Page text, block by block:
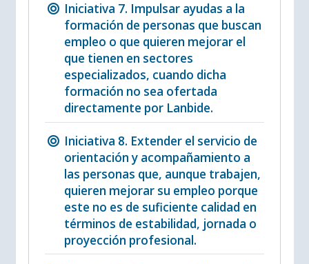
Iniciativa 7. Impulsar ayudas a la
formación de personas que buscan
empleo o que quieren mejorar el
que tienen en sectores
especializados, cuando dicha
formación no sea ofertada
directamente por Lanbide.
Iniciativa 8. Extender el servicio de
orientación y acompañamiento a
las personas que, aunque trabajen,
quieren mejorar su empleo porque
este no es de suficiente calidad en
términos de estabilidad, jornada o
proyección profesional.